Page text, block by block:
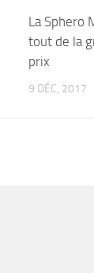
La Sphero
tout de la
prix
9 DÉC, 2017